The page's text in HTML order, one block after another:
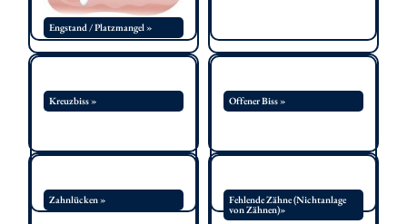
Engstand / Platzmangel »
Kreuzbiss » Offener Biss »
Zahnlücken » Fehlende Zähne (Nichtanlage
von Zähnen)»